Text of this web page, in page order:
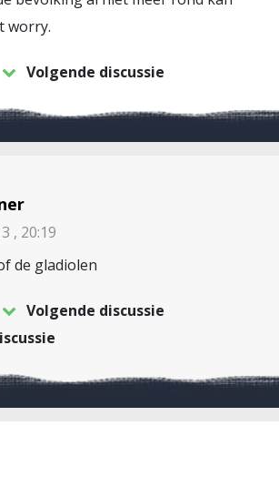
worry.
Volgende discussie
, 20:19
de gladiolen
Volgende discussie